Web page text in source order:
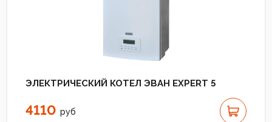
ЭЛЕКТРИЧЕСКИЙ КОТЕЛ ЭВАН EXPERT 5
4110 руб